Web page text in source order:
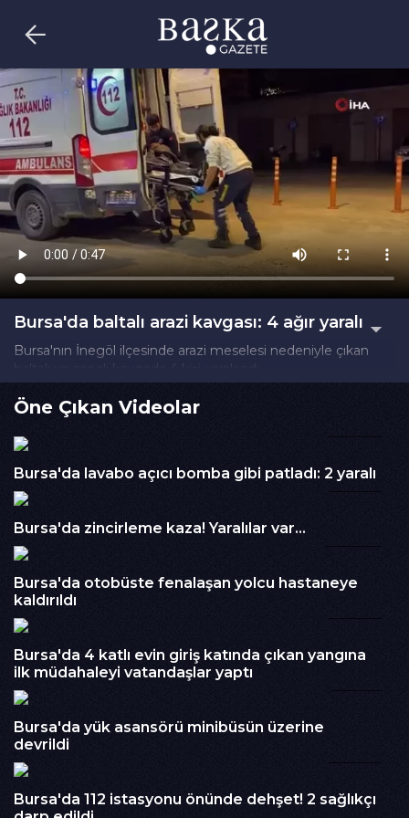
Bursa'da baltalı arazi kavgası: 4 ağır yaralı
Bursa'nın İnegöl ilçesinde arazi meselesi nedeniyle çıkan
baltalı ve sopalı kavgada 4 kişi yaralandı.
İzlenme : 492
Kategori :
Embed Kodu :
Öne Çıkan Videolar
Bursa'da lavabo açıcı bomba gibi patladı: 2 yaralı
01:40
Bursa'da zincirleme kaza! Yaralılar var...
Bursa'da otobüste fenalaşan yolcu hastaneye
kaldırıldı
Bursa'da 4 katlı evin giriş katında çıkan yangına
ilk müdahaleyi vatandaşlar yaptı
Bursa'da yük asansörü minibüsün üzerine
devrildi
Bursa'da 112 istasyonu önünde dehşet! 2 sağlıkçı